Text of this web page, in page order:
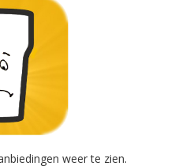
weer te zien.